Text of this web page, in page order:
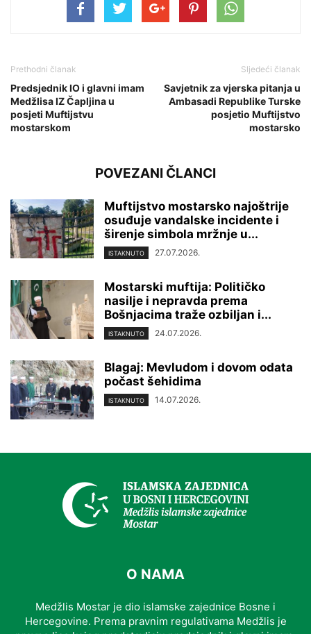
Prethodni članak
Predsjednik IO i glavni imam
Medžlisa IZ Čapljina u
posjeti Muftijstvu
mostarskom
Sljedeći članak
Savjetnik za vjerska pitanja u
Ambasadi Republike Turske
posjetio Muftijstvo
mostarsko
POVEZANI ČLANCI
Muftijstvo mostarsko najoštrije
osuđuje vandalske incidente i
širenje simbola mržnje u...
ISTAKNUTO 27.07.2026.
Mostarski muftija: Političko
nasilje i nepravda prema
Bošnjacima traže ozbiljan i...
ISTAKNUTO 24.07.2026.
Blagaj: Mevludom i dovom odata
počast šehidima
ISTAKNUTO 14.07.2026.
O NAMA
Medžlis Mostar je dio islamske zajednice Bosne i
Hercegovine. Prema pravnim regulativama Medžlis je